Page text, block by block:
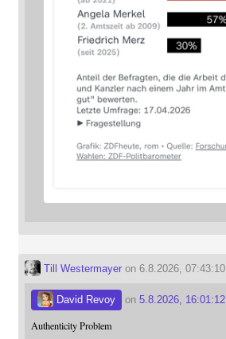
Till Westermayeron 6.8.2026, 07:43:10
David Revoy on 5.8.2026, 16:01:12
Authenticity Problem